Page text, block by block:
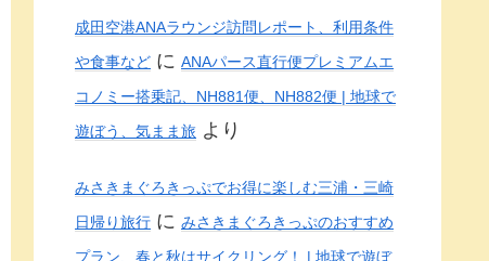
成田空港ANAラウンジ訪問レポート、利用条件
や食事など に ANAパース直行便プレミアムエ
コノミー搭乗記、NH881便、NH882便 | 地球で
遊ぼう、気まま旅 より
みさきまぐろきっぷでお得に楽しむ三浦・三崎
日帰り旅行 に みさきまぐろきっぷのおすすめ
プラン、春と秋はサイクリング！ | 地球で遊ぼ